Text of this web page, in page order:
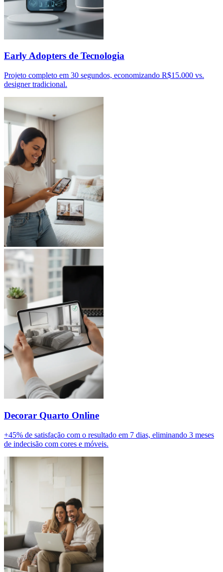
Early Adopters de Tecnologia
Projeto completo em 30 segundos, economizando R$15.000 vs.
designer tradicional.
Decorar Quarto Online
+45% de satisfação com o resultado em 7 dias, eliminando 3 meses
de indecisão com cores e móveis.